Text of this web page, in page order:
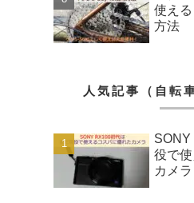
使え
方法
人気記事（自転
SONY
役で
カメラ